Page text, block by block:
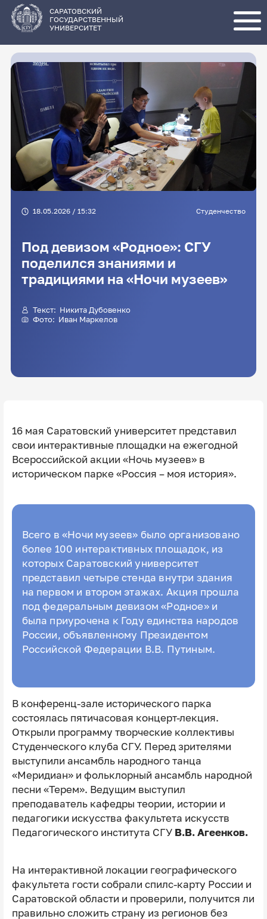
основному
содержанию
САРАТОВСКИЙ
ГОСУДАРСТВЕННЫЙ
УНИВЕРСИТЕТ
18.05.2026 / 15:32 Студенчество
Под девизом «Родное»: СГУ
поделился знаниями и
традициями на «Ночи музеев»
Текст: Никита Дубовенко
Фото: Иван Маркелов
16 мая Саратовский университет представил
свои интерактивные площадки на ежегодной
Всероссийской акции «Ночь музеев» в
историческом парке «Россия – моя история».
Всего в «Ночи музеев» было организовано
более 100 интерактивных площадок, из
которых Саратовский университет
представил четыре стенда внутри здания
на первом и втором этажах. Акция прошла
под федеральным девизом «Родное» и
была приурочена к Году единства народов
России, объявленному Президентом
Российской Федерации В.В. Путиным.
В конференц-зале исторического парка
состоялась пятичасовая концерт-лекция.
Открыли программу творческие коллективы
Студенческого клуба СГУ. Перед зрителями
выступили ансамбль народного танца
«Меридиан» и фольклорный ансамбль народной
песни «Терем». Ведущим выступил
преподаватель кафедры теории, истории и
педагогики искусства факультета искусств
Педагогического института СГУ В.В. Агеенков.
На интерактивной локации географического
факультета гости собрали спилс-карту России и
Саратовской области и проверили, получится ли
правильно сложить страну из регионов без